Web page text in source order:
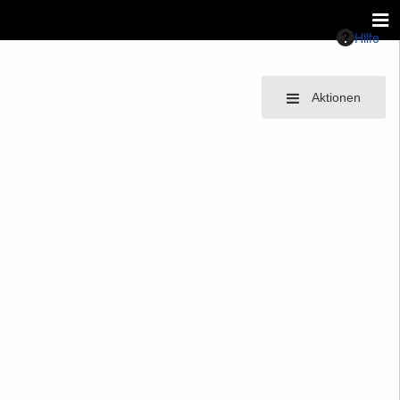
Hilfe
Aktionen